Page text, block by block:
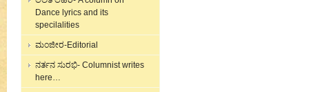
Dance lyrics and its
specilalities
ಮಂಜೀರ-Editorial
ನರ್ತನ ಸುರಭಿ- Columnist writes
here…